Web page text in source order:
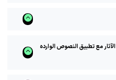
مع تطبیق النصوص الوارده